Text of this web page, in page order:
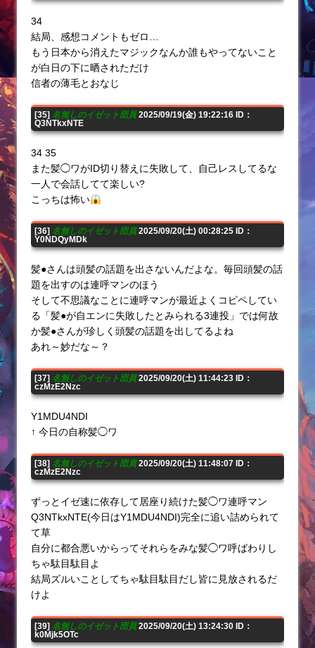
34
結局、感想コメントもゼロ…
もう日本から消えたマジックなんか誰もやってないこと
が白日の下に晒されただけ
信者の薄毛とおなじ
[35] 名無しのイゼット団員2025/09/19(金) 19:22:16 ID：
Q3NTkxNTE
34 35
また髪◯ワがID切り替えに失敗して、自己レスしてるな
一人で会話してて楽しい?
こっちは怖い
[36] 名無しのイゼット団員2025/09/20(土) 00:28:25 ID：
Y0NDQyMDk
髪●さんは頭髪の話題を出さないんだよな。毎回頭髪の話
題を出すのは連呼マンのほう
そして不思議なことに連呼マンが最近よくコピペしてい
る「髪●が自エンに失敗したとみられる3連投」では何故
か髪●さんが珍しく頭髪の話題を出してるよね
あれ～妙だな～？
[37] 名無しのイゼット団員2025/09/20(土) 11:44:23 ID：
czMzE2Nzc
Y1MDU4NDI
↑ 今日の自称髪◯ワ
[38] 名無しのイゼット団員2025/09/20(土) 11:48:07 ID：
czMzE2Nzc
ずっとイゼ速に依存して居座り続けた髪◯ワ連呼マン
Q3NTkxNTE(今日はY1MDU4NDI)完全に追い詰められて
て草
自分に都合悪いからってそれらをみな髪◯ワ呼ばわりし
ちゃ駄目駄目よ
結局ズルいことしてちゃ駄目駄目だし皆に見放されるだ
けよ
[39] 名無しのイゼット団員2025/09/20(土) 13:24:30 ID：
k0Mjk5OTc